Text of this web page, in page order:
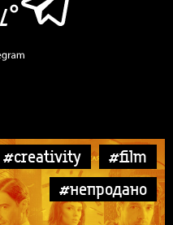
#creativity
#film
#непродано